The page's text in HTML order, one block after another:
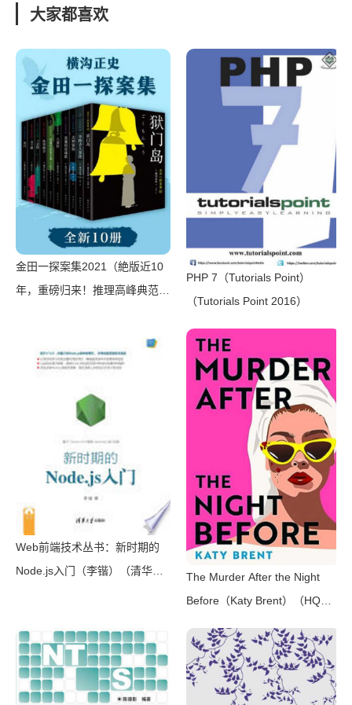
大家都喜欢
金田一探案集2021（絶版近10
年，重磅归来！推理高峰典范，
骇悬念+诡秘人性，入坑推理佳
选，一套10本过足瘾！精美和
万册）（横沟正史）（壹页科技
PHP 7（Tutorials Point）
（Tutorials Point 2016）
Web前端技术丛书：新时期的
Node.js入门（李锴）（清华大
The Murder After the Night
Before（Katy Brent）（HQ